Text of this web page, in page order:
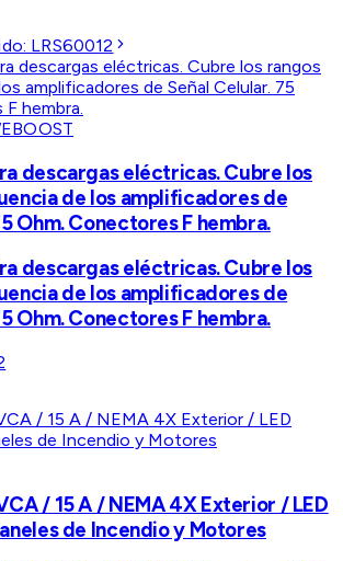
LRS60012
descargas eléctricas. Cubre los
de los amplificadores de
Ohm. Conectores F hembra.
descargas eléctricas. Cubre los
de los amplificadores de
Ohm. Conectores F hembra.
/ 15 A / NEMA 4X Exterior / LED
de Incendio y Motores